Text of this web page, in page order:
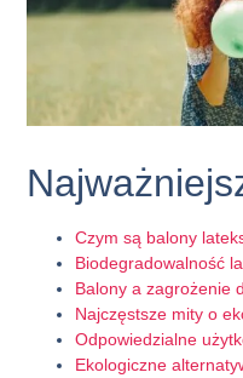
Czym są balony
Biodegradowalność
Balony a zagrożenie
Najczęstsze mity o
Odpowiedzialne
Ekologiczne